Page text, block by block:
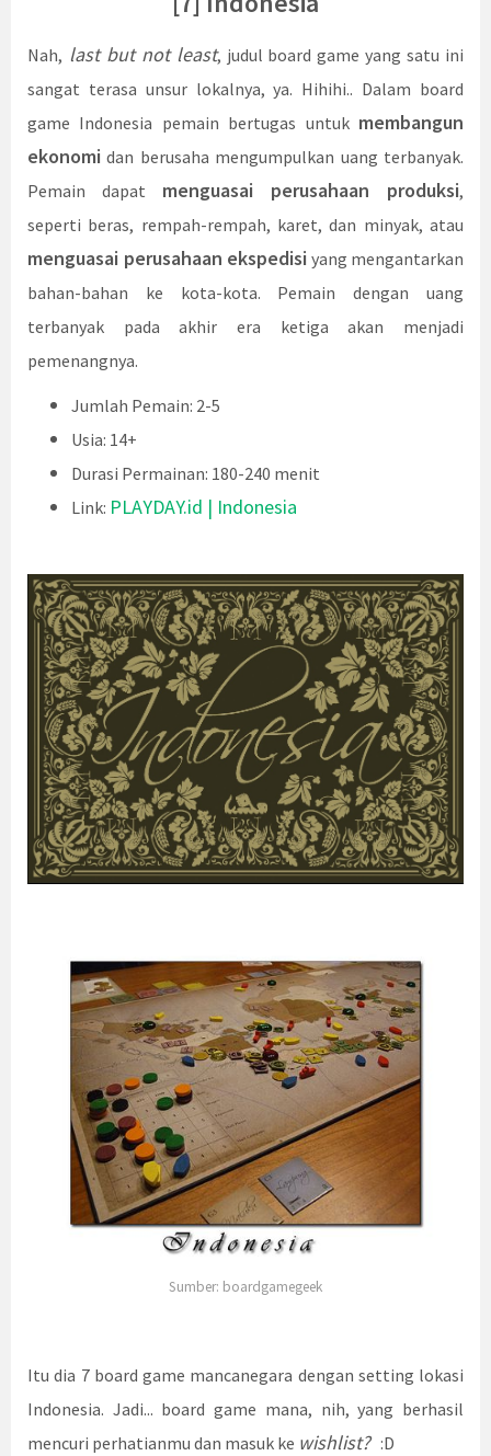
Nah, last but not least, judul board game yang satu ini
sangat terasa unsur lokalnya, ya. Hihihi.. Dalam board
game Indonesia pemain bertugas untuk membangun
ekonomi dan berusaha mengumpulkan uang terbanyak.
Pemain dapat menguasai perusahaan produksi,
seperti beras, rempah-rempah, karet, dan minyak, atau
menguasai perusahaan ekspedisi yang mengantarkan
bahan-bahan ke kota-kota. Pemain dengan uang
terbanyak pada akhir era ketiga akan menjadi
pemenangnya.
Jumlah Pemain: 2-5
Usia: 14+
Durasi Permainan: 180-240 menit
Link: PLAYDAY.id | Indonesia
Sumber: boardgamegeek
Itu dia 7 board game mancanegara dengan setting lokasi
Indonesia. Jadi... board game mana, nih, yang berhasil
mencuri perhatianmu dan masuk ke wishlist?:D